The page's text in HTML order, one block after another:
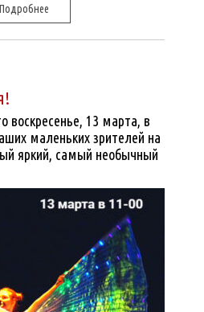
Подробнее
воскресенье, 13 марта, в
маленьких зрителей на
яркий, самый необычный